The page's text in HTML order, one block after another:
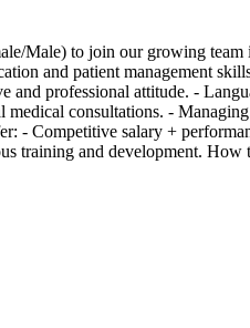
Male) to join our growing
and patient management
and professional attitude.
consultations. -
- Competitive salary +
training and development.